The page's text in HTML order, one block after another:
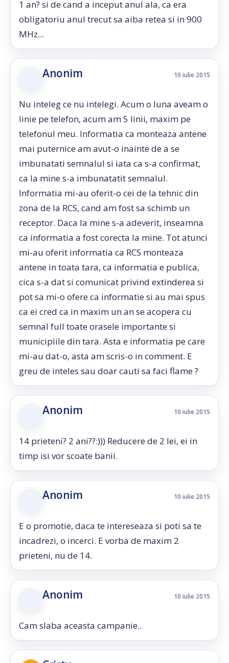
1 an? si de cand a inceput anul ala, ca era
obligatoriu anul trecut sa aiba retea si in 900
MHz...
Anonim 10 iulie 2015
Nu inteleg ce nu intelegi. Acum o luna aveam o
linie pe telefon, acum am 5 linii, maxim pe
telefonul meu. Informatia ca monteaza antene
mai puternice am avut-o inainte de a se
imbunatati semnalul si iata ca s-a confirmat,
ca la mine s-a imbunatatit semnalul.
Informatia mi-au oferit-o cei de la tehnic din
zona de la RCS, cand am fost sa schimb un
receptor. Daca la mine s-a adeverit, inseamna
ca informatia a fost corecta la mine. Tot atunci
mi-au oferit informatia ca RCS monteaza
antene in toata tara, ca informatia e publica,
cica s-a dat si comunicat privind extinderea si
pot sa mi-o ofere ca informatie si au mai spus
ca ei cred ca in maxim un an se acopera cu
semnal full toate orasele importante si
municipiile din tara. Asta e informatia pe care
mi-au dat-o, asta am scris-o in comment. E
greu de inteles sau doar cauti sa faci flame ?
Anonim 10 iulie 2015
14 prieteni? 2 ani??:))) Reducere de 2 lei, ei in
timp isi vor scoate banii.
Anonim 10 iulie 2015
E o promotie, daca te intereseaza si poti sa te
incadrezi, o incerci. E vorba de maxim 2
prieteni, nu de 14.
Anonim 10 iulie 2015
Cam slaba aceasta campanie..